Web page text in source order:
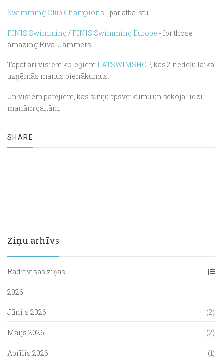
Swimming Club Champions - par atbalstu.
FINIS Swimming/ FINIS Swimming Europe - for those
amazing Rival Jammers.
Tāpat arī visiem kolēģiem LATSWIMSHOP, kas 2 nedēļu laikā
uzņēmās manus pienākumus.
Un visiem pārējiem, kas sūtīju apsveikumu un sekoja līdzi
manām gaitām.
SHARE
Ziņu arhīvs
Rādīt visas ziņas
2026
Jūnijs 2026 (2)
Maijs 2026 (2)
Aprīlis 2026 (1)